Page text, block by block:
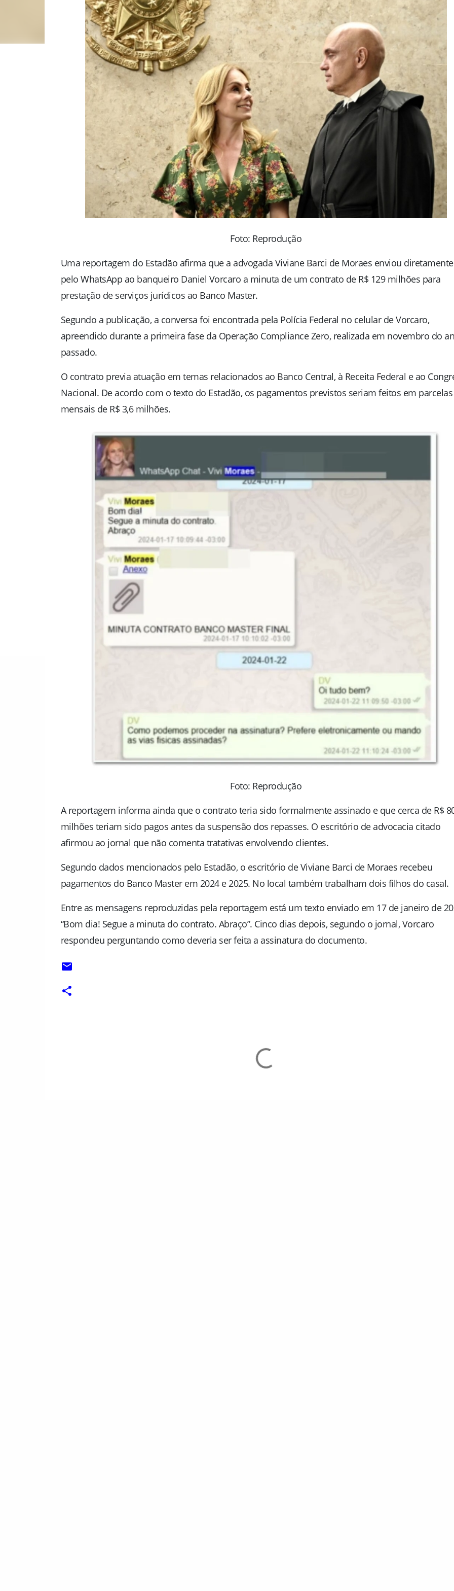
Foto: Reprodução
Uma reportagem do Estadão afirma que a advogada Viviane Barci de Moraes enviou diretamente
pelo WhatsApp ao banqueiro Daniel Vorcaro a minuta de um contrato de R$ 129 milhões para
prestação de serviços jurídicos ao Banco Master.
Segundo a publicação, a conversa foi encontrada pela Polícia Federal no celular de Vorcaro,
apreendido durante a primeira fase da Operação Compliance Zero, realizada em novembro do
passado.
O contrato previa atuação em temas relacionados ao Banco Central, à Receita Federal e ao
Nacional. De acordo com o texto do Estadão, os pagamentos previstos seriam feitos em parcelas
mensais de R$ 3,6 milhões.
Foto: Reprodução
A reportagem informa ainda que o contrato teria sido formalmente assinado e que cerca de R$
milhões teriam sido pagos antes da suspensão dos repasses. O escritório de advocacia citado
afirmou ao jornal que não comenta tratativas envolvendo clientes.
Segundo dados mencionados pelo Estadão, o escritório de Viviane Barci de Moraes recebeu
pagamentos do Banco Master em 2024 e 2025. No local também trabalham dois filhos do casal.
Entre as mensagens reproduzidas pela reportagem está um texto enviado em 17 de janeiro de
“Bom dia! Segue a minuta do contrato. Abraço”. Cinco dias depois, segundo o jornal, Vorcaro
respondeu perguntando como deveria ser feita a assinatura do documento.